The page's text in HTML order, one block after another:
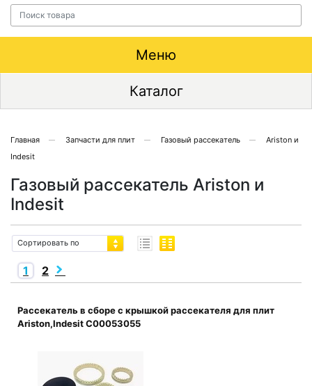
Меню
Каталог
Главная Запчасти для плит Газовый рассекатель
Ariston и
Indesit
Газовый рассекатель Ariston и
Indesit
Сортировать по
1 2
Рассекатель в сборе с крышкой рассекателя для плит
Ariston,Indesit C00053055